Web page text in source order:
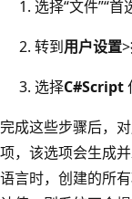
选择“文件”“首
转到用户设置>
选择C#Script
完成这些步骤后，
项，该选项会生成
语言时，创建的所